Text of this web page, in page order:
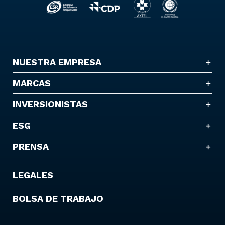
NUESTRA EMPRESA
MARCAS
INVERSIONISTAS
ESG
PRENSA